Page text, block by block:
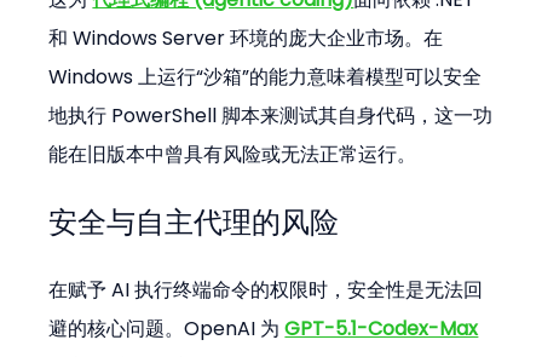
和 Windows Server 环境的庞大企业市场。在
Windows 上运行“沙箱”的能力意味着模型可以安全
地执行 PowerShell 脚本来测试其自身代码，这一功
能在旧版本中曾具有风险或无法正常运行。
安全与自主代理的风险
在赋予 AI 执行终端命令的权限时，安全性是无法回
避的核心问题。OpenAI 为 GPT-5.1-Codex-Max